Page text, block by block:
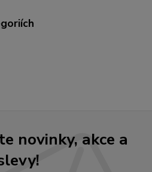
novinky, akce a